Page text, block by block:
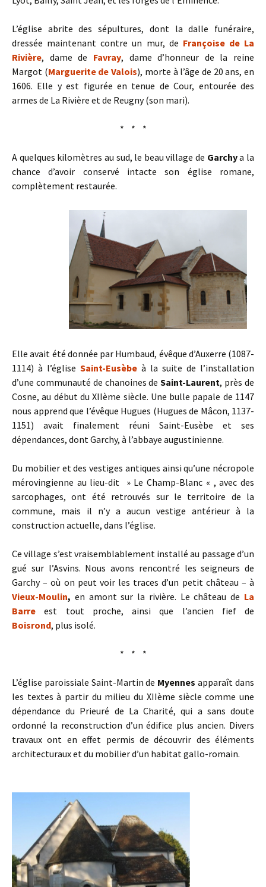
L’église abrite des sépultures, dont la dalle funéraire,
dressée maintenant contre un mur, de Françoise de La
Rivière, dame de Favray, dame d’honneur de la reine
Margot (Marguerite de Valois), morte à l’âge de 20 ans, en
1606. Elle y est figurée en tenue de Cour, entourée des
armes de La Rivière et de Reugny (son mari).
* * *
A quelques kilomètres au sud, le beau village de Garchya la
chance d’avoir conservé intacte son église romane,
complètement restaurée.
Elle avait été donnée par Humbaud, évêque d’Auxerre (1087-
1114) à l’église Saint-Eusèbe à la suite de l’installation
d’une communauté de chanoines deSaint-Laurent, près de
Cosne, au début du XIIème siècle. Une bulle papale de 1147
nous apprend que l’évêque Hugues (Hugues de Mâcon, 1137-
1151) avait finalement réuni Saint-Eusèbe et ses
dépendances, dont Garchy, à l’abbaye augustinienne.
Du mobilier et des vestiges antiques ainsi qu’une nécropole
mérovingienne au lieu-dit » Le Champ-Blanc « , avec des
sarcophages, ont été retrouvés sur le territoire de la
commune, mais il n’y a aucun vestige antérieur à la
construction actuelle, dans l’église.
Ce village s’est vraisemblablement installé au passage d’un
gué sur l’Asvins. Nous avons rencontré les seigneurs de
Garchy – où on peut voir les traces d’un petit château – à
Vieux-Moulin, en amont sur la rivière. Le château de La
Barre
est tout proche, ainsi que l’ancien fief de
Boisrond, plus isolé.
* * *
L’église paroissiale Saint-Martin de Myennes apparaît dans
les textes à partir du milieu du XIIème siècle comme une
dépendance du Prieuré de La Charité, qui a sans doute
ordonné la reconstruction d’un édifice plus ancien. Divers
travaux ont en effet permis de découvrir des éléments
architecturaux et du mobilier d’un habitat gallo-romain.